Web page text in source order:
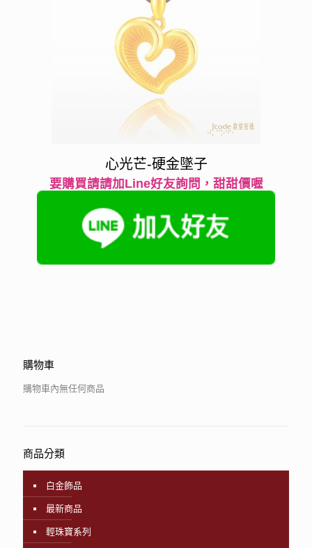
心光芒-硬金墜子
要購買請請加Line好友詢問，甜甜價喔
購物車
購物車內無任何商品
商品分類
白金飾品
最新商品
輕珠寶系列